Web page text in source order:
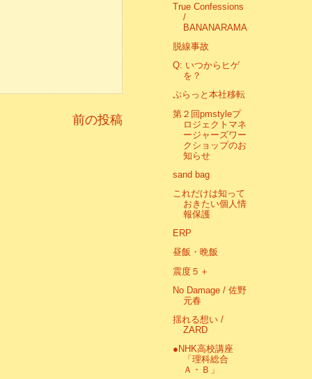
前の投稿
True Confessions
/
BANANARAMA
脱線事故
Q: いつからヒゲ
を？
ぷらっと本社移転
第２回pmstyleプ
ロジェクトマネ
ージャーズワー
クショップのお
知らせ
sand bag
これだけは知って
おきたい個人情
報保護
ERP
昼飯・晩飯
震度５＋
No Damage / 佐野
元春
揺れる想い /
ZARD
●NHK高校講座
「理科総合
Ａ・Ｂ」